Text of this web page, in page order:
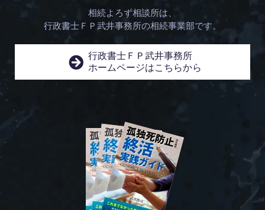
相続よろず相談所は、
行政書士ＦＰ武井事務所の相続事業部です。
行政書士ＦＰ武井事務所
ホームページはこちらから